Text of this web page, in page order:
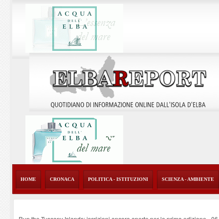
HOME CRONACA POLITICA - ISTITUZIONI SCIENZA - AMBIENTE